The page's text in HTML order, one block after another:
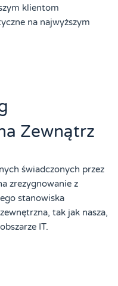
klientom
na najwyższym
Zewnątrz
świadczonych przez
zrezygnowanie z
stanowiska
tak jak nasza,
IT.